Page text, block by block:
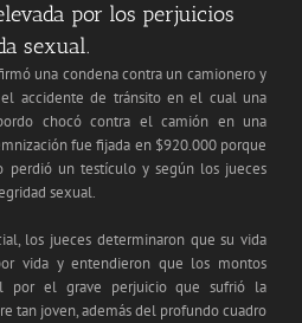
por los perjuicios
sexual.
una condena contra un camionero y
el accidente de tránsito en el cual una
chocó contra el camión en una
fue fijada en $920.000 porque
perdió un testículo y según los jueces
sexual.
los jueces determinaron que su vida
vida y entendieron que los montos
por el grave perjuicio que sufrió la
tan joven, además del profundo cuadro